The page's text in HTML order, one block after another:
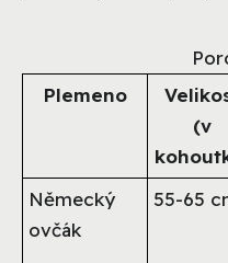
Plemeno
(v
Německý
ovčák
55-65